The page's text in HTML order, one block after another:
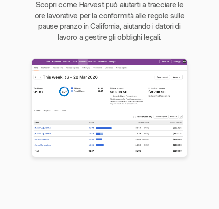
Scopri come Harvest può aiutarti a tracciare le
ore lavorative per la conformità alle regole sulle
pause pranzo in California, aiutando i datori di
lavoro a gestire gli obblighi legali.